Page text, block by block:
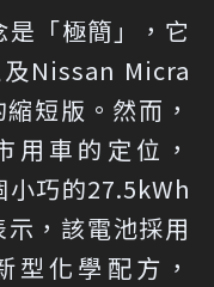
「極簡」，它
Nissan Micra
短版。然而，
用車的定位，
巧的27.5kWh
，該電池採用
型化學配方，